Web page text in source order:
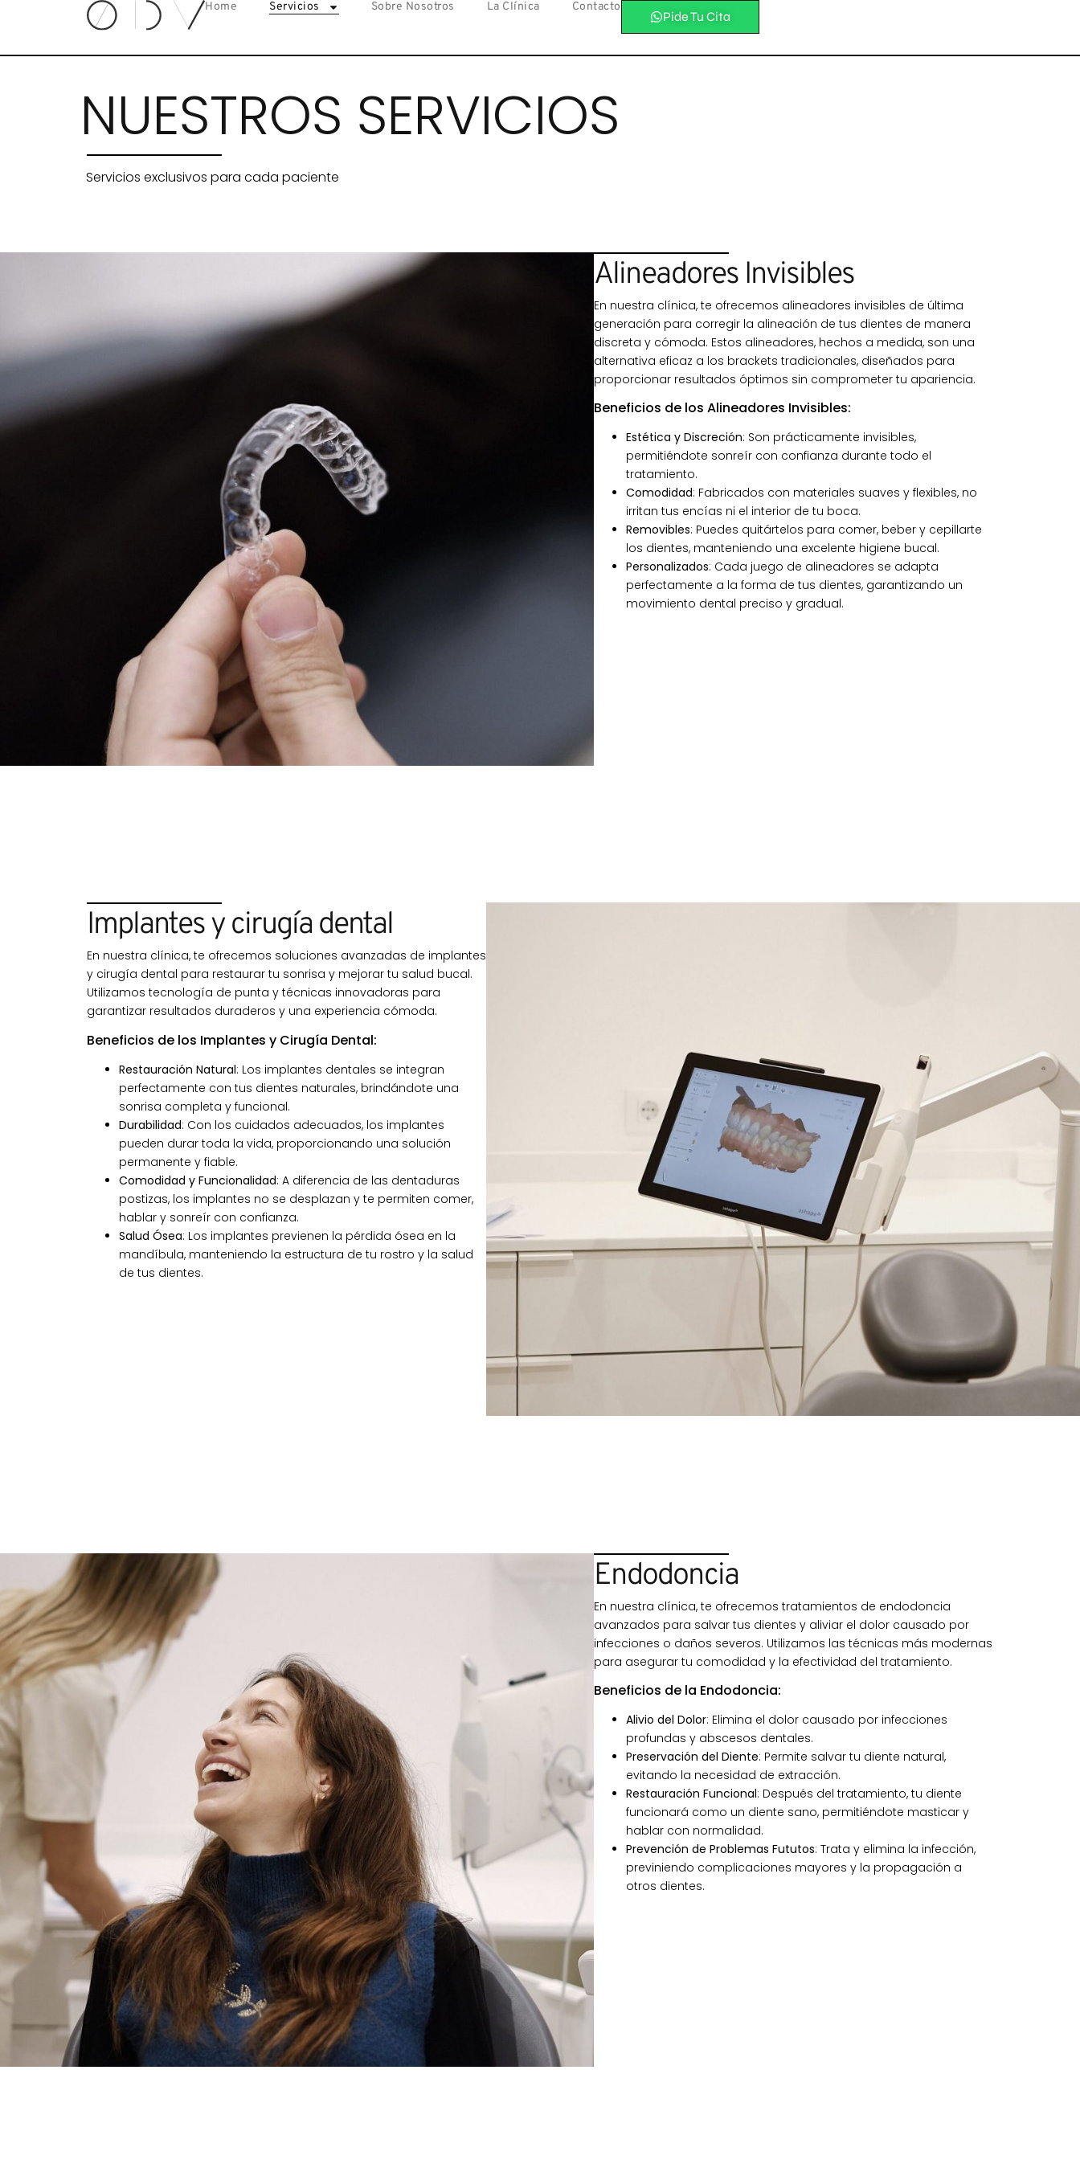
Home Servicios Sobre Nosotros La Clínica Contacto
Pide Tu Cita
NUESTROS SERVICIOS
Servicios exclusivos para cada paciente
Alineadores Invisibles
En nuestra clínica, te ofrecemos alineadores invisibles de última
generación para corregir la alineación de tus dientes de manera
discreta y cómoda. Estos alineadores, hechos a medida, son una
alternativa eficaz a los brackets tradicionales, diseñados para
proporcionar resultados óptimos sin comprometer tu apariencia.
Beneficios de los Alineadores Invisibles:
Estética y Discreción: Son prácticamente invisibles,
permitiéndote sonreír con confianza durante todo el
tratamiento.
Comodidad: Fabricados con materiales suaves y flexibles, no
irritan tus encías ni el interior de tu boca.
Removibles: Puedes quitártelos para comer, beber y cepillarte
los dientes, manteniendo una excelente higiene bucal.
Personalizados: Cada juego de alineadores se adapta
perfectamente a la forma de tus dientes, garantizando un
movimiento dental preciso y gradual.
Implantes y cirugía dental
En nuestra clínica, te ofrecemos soluciones avanzadas de implantes
y cirugía dental para restaurar tu sonrisa y mejorar tu salud bucal.
Utilizamos tecnología de punta y técnicas innovadoras para
garantizar resultados duraderos y una experiencia cómoda.
Beneficios de los Implantes y Cirugía Dental:
Restauración Natural: Los implantes dentales se integran
perfectamente con tus dientes naturales, brindándote una
sonrisa completa y funcional.
Durabilidad: Con los cuidados adecuados, los implantes
pueden durar toda la vida, proporcionando una solución
permanente y fiable.
Comodidad y Funcionalidad: A diferencia de las dentaduras
postizas, los implantes no se desplazan y te permiten comer,
hablar y sonreír con confianza.
Salud Ósea: Los implantes previenen la pérdida ósea en la
mandíbula, manteniendo la estructura de tu rostro y la salud
de tus dientes.
Endodoncia
En nuestra clínica, te ofrecemos tratamientos de endodoncia
avanzados para salvar tus dientes y aliviar el dolor causado por
infecciones o daños severos. Utilizamos las técnicas más modernas
para asegurar tu comodidad y la efectividad del tratamiento.
Beneficios de la Endodoncia:
Alivio del Dolor: Elimina el dolor causado por infecciones
profundas y abscesos dentales.
Preservación del Diente: Permite salvar tu diente natural,
evitando la necesidad de extracción.
Restauración Funcional: Después del tratamiento, tu diente
funcionará como un diente sano, permitiéndote masticar y
hablar con normalidad.
Prevención de Problemas Fututos: Trata y elimina la infección,
previniendo complicaciones mayores y la propagación a
otros dientes.